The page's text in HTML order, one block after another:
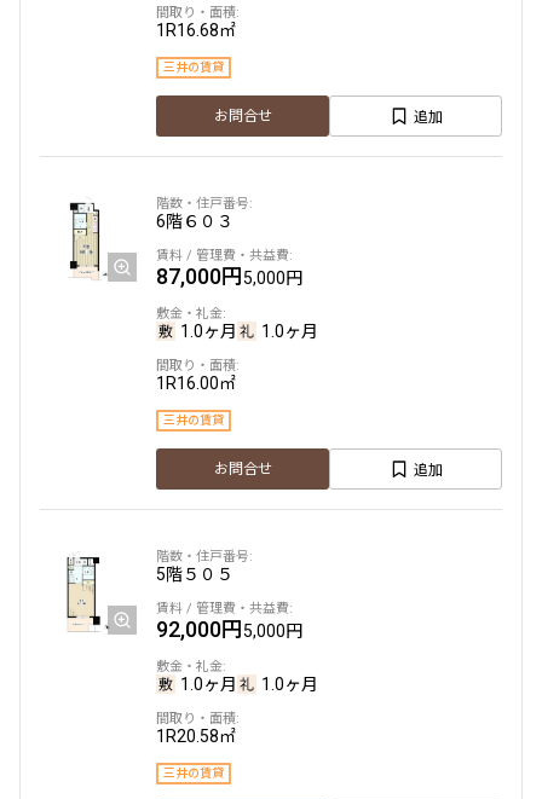
1分以内
5分以内
10分以内
15分以内
申込無し物件のみ表示
より詳細な絞り込み
建物施設やお部屋の設備、方位、階数などの絞り込みが
設定する
1R16.68㎡
三井の賃貸
お問合せ 追加
6階６０３
87,000円5,000円
1.0ヶ月 1.0ヶ月
1R16.00㎡
三井の賃貸
お問合せ 追加
5階５０５
92,000円5,000円
1.0ヶ月 1.0ヶ月
1R20.58㎡
三井の賃貸